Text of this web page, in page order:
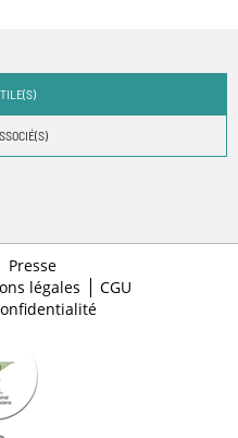
Presse
légales
CGU